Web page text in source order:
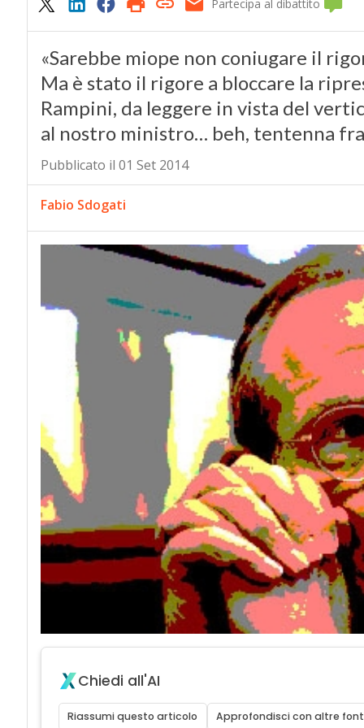
Partecipa al dibattito
«Sarebbe miope non coniugare il
Ma è stato il rigore a bloccare la
Rampini, da leggere in vista del
al nostro ministro… beh, tentenna
Pubblicato il 01 Set 2014
Fabio Sdogati
Chiedi all'AI
Riassumi questo articolo Approfondisci con altre